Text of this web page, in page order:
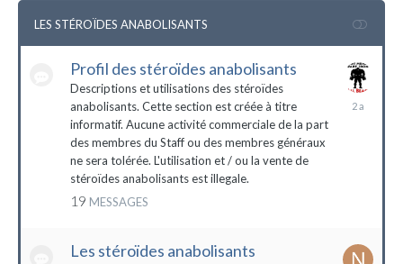
LES STÉROÏDES ANABOLISANTS
Profil des stéroïdes anabolisants
Descriptions et utilisations des stéroïdes
anabolisants. Cette section est créée à titre
informatif. Aucune activité commerciale de la part
des membres du Staff ou des membres généraux
ne sera tolérée. L'utilisation et / ou la vente de
stéroïdes anabolisants est illegale.
19 MESSAGES
26
Les stéroïdes anabolisants